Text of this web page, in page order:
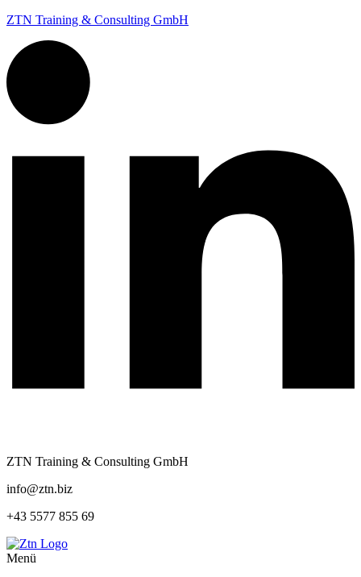
ZTN Training & Consulting GmbH
ZTN Training & Consulting GmbH
info@ztn.biz
+43 5577 855 69
Menü